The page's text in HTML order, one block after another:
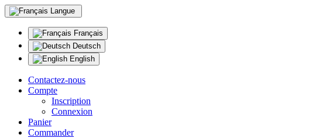
Langue
Français
Deutsch
English
Contactez-nous
Compte
Inscription
Connexion
Panier
Commander